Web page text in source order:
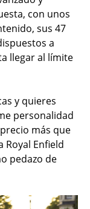
con unos
sus 47
a
llegar al límite
y quieres
personalidad
más que
Royal Enfield
pedazo de